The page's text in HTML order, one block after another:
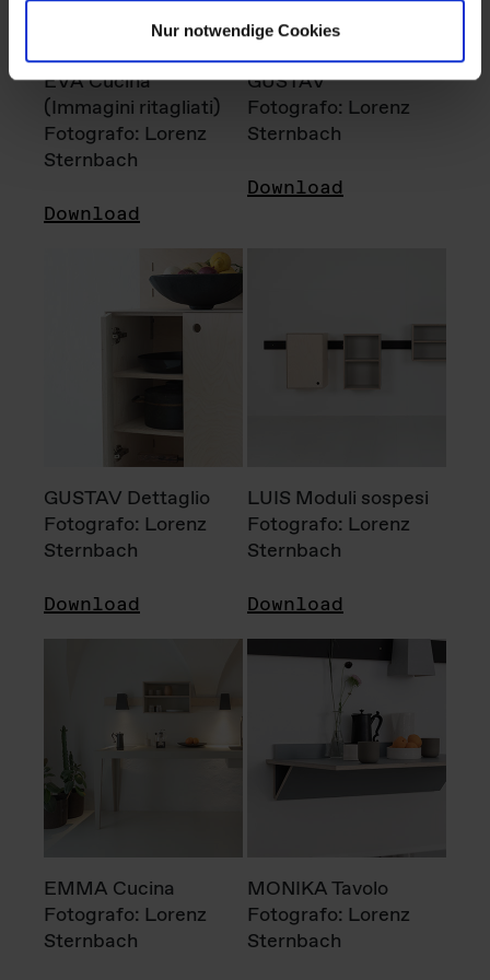
Nur notwendige Cookies
EVA Cucina
(Immagini ritagliati)
Fotografo: Lorenz
Sternbach
Download
GUSTAV
Fotografo: Lorenz
Sternbach
Download
GUSTAV Dettaglio
Fotografo: Lorenz
Sternbach
Download
LUIS Moduli sospesi
Fotografo: Lorenz
Sternbach
Download
EMMA Cucina
Fotografo: Lorenz
Sternbach
MONIKA Tavolo
Fotografo: Lorenz
Sternbach